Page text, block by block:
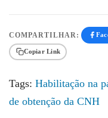
COMPARTILHAR:
Copiar Link
Tags: Habilitação na
de obtenção da CNH